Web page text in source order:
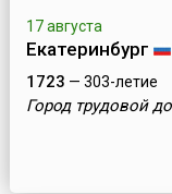
17 августа
Екатеринбург
1723 — 303-летие
Город трудовой